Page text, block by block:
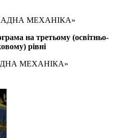
МЕХАНІКА»
на третьому (освітньо-
рівні
МЕХАНІКА»